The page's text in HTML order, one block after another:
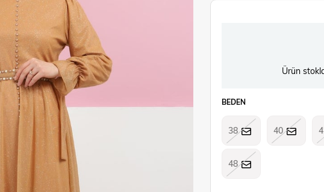
Ürün
BEDEN
38 40
48